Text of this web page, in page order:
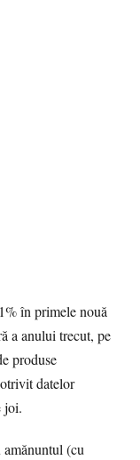
în primele nouă
a anului trecut, pe
produse
datelor
joi.
(cu